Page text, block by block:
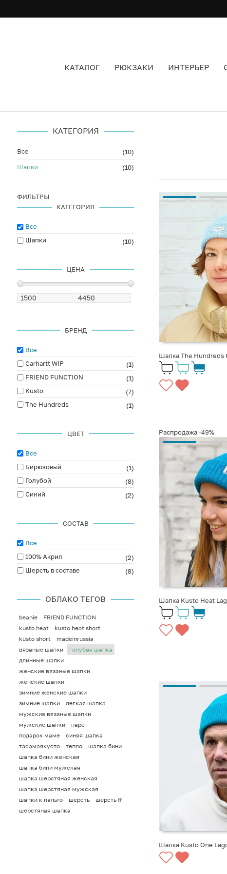
КАТАЛОГ РЮКЗАКИ ИНТЕРЬЕР
Шапка The Hundreds
Распродажа -49%
Шапка Kusto Heat
СООБЩИТЬ О
Шапка Kusto One
КАТЕГОРИЯ
Все
(10)
Шапки
(10)
ФИЛЬТРЫ
КАТЕГОРИЯ
Все
Шапки
(10)
ЦЕНА
БРЕНД
Все
Carhartt WIP
(1)
FRIEND FUNCTION
(1)
Kusto
(7)
The Hundreds
(1)
ЦВЕТ
Все
Бирюзовый
(1)
Голубой
(8)
Синий
(2)
СОСТАВ
Все
100% Акрил
(2)
Шерсть в составе
(8)
ОБЛАКО ТЕГОВ
beanie
FRIEND FUNCTION
kusto heat
kusto heat short
kusto short
madeinrussia
вязаные шапки
голубая шапка
длинные шапки
женские вязаные шапки
женские шапки
зимние женские шапки
зимние шапки
легкая шапка
мужские вязаные шапки
мужские шапки
паре
подарок маме
синяя шапка
тасамаякусто
тепло
шапка бини
шапка бини женская
шапка бини мужская
шапка шерстяная женская
шапка шерстяная мужская
шапки к пальто
шерсть
шерсть ff
шерстяная шапка